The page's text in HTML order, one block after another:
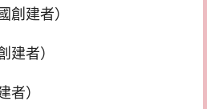
創建者）
建者）
者）